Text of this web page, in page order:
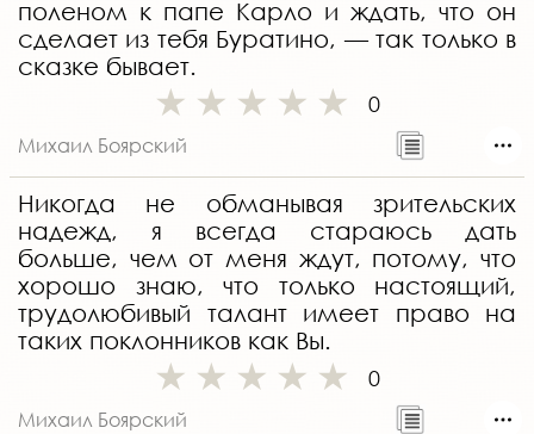
поленом к папе Карло и ждать, что он
сделает из тебя Буратино, — так только в
сказке бывает.
0
Михаил Боярский
Никогда не обманывая зрительских
надежд, я всегда стараюсь дать
больше, чем от меня ждут, потому, что
хорошо знаю, что только настоящий,
трудолюбивый талант имеет право на
таких поклонников как Вы.
0
Михаил Боярский